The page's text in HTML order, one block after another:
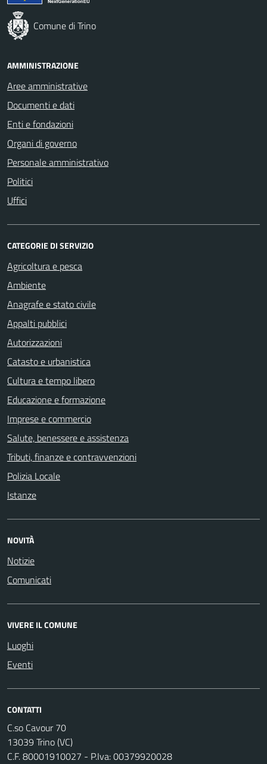
Comune di Trino
AMMINISTRAZIONE
Aree amministrative
Documenti e dati
Enti e fondazioni
Organi di governo
Personale amministrativo
Politici
Uffici
CATEGORIE DI SERVIZIO
Agricoltura e pesca
Ambiente
Anagrafe e stato civile
Appalti pubblici
Autorizzazioni
Catasto e urbanistica
Cultura e tempo libero
Educazione e formazione
Imprese e commercio
Salute, benessere e assistenza
Tributi, finanze e contravvenzioni
Polizia Locale
Istanze
NOVITÀ
Notizie
Comunicati
VIVERE IL COMUNE
Luoghi
Eventi
CONTATTI
C.so Cavour 70
13039 Trino (VC)
C.F. 80001910027 - P.Iva: 00379920028